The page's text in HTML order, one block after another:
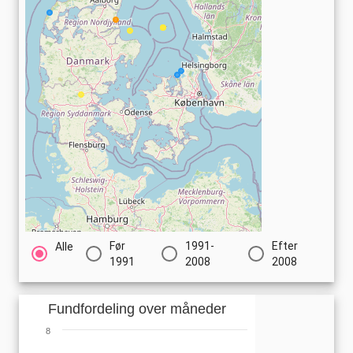
Alle
Før
1991
1991-
2008
Efter
2008
Fundfordeling over måneder
8